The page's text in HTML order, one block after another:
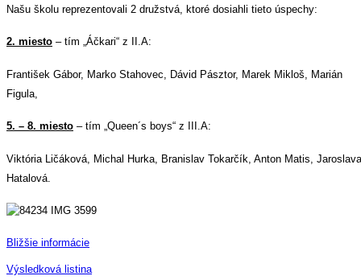
Našu školu reprezentovali 2 družstvá, ktoré dosiahli tieto úspechy:
2. miesto – tím „Áčkari“ z II.A:
František Gábor, Marko Stahovec, Dávid Pásztor, Marek Mikloš, Marián
Figula,
5. – 8. miesto – tím „Queen´s boys“ z III.A:
Viktória Ličáková, Michal Hurka, Branislav Tokarčík, Anton Matis, Jaroslava
Hatalová.
Bližšie informácie
Výsledková listina